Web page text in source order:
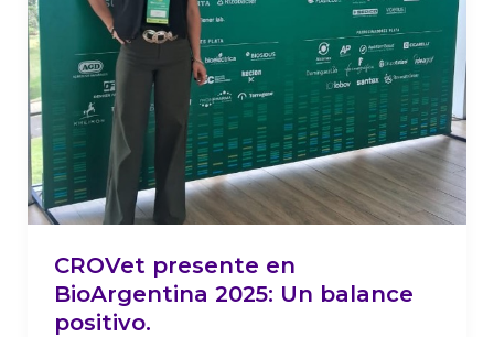
CROVet presente en
BioArgentina 2025: Un balance
positivo.
positivo.